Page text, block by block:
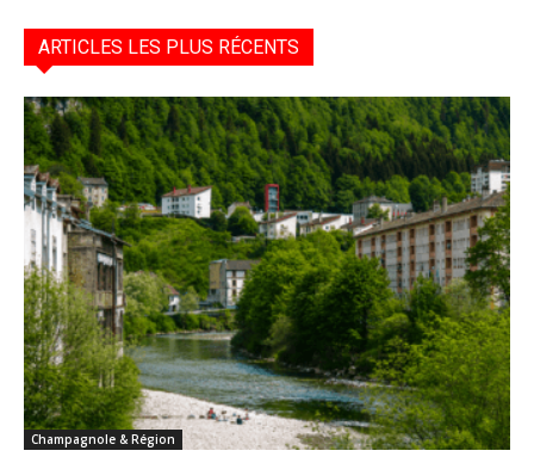
ARTICLES LES PLUS RÉCENTS
Champagnole & Région